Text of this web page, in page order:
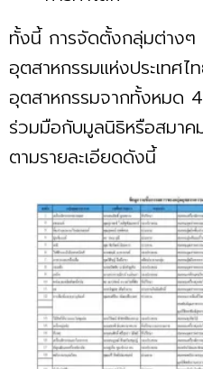
ทั้งนี้ การจัดตั้งกลุ่มต่างๆ
อุตสาหกรรมแห่งประเทศ
อุตสาหกรรมจากทั้งหมด
ร่วมมือกับมูลนิธิหรือสมา
ตามรายละเอียดดังนี้